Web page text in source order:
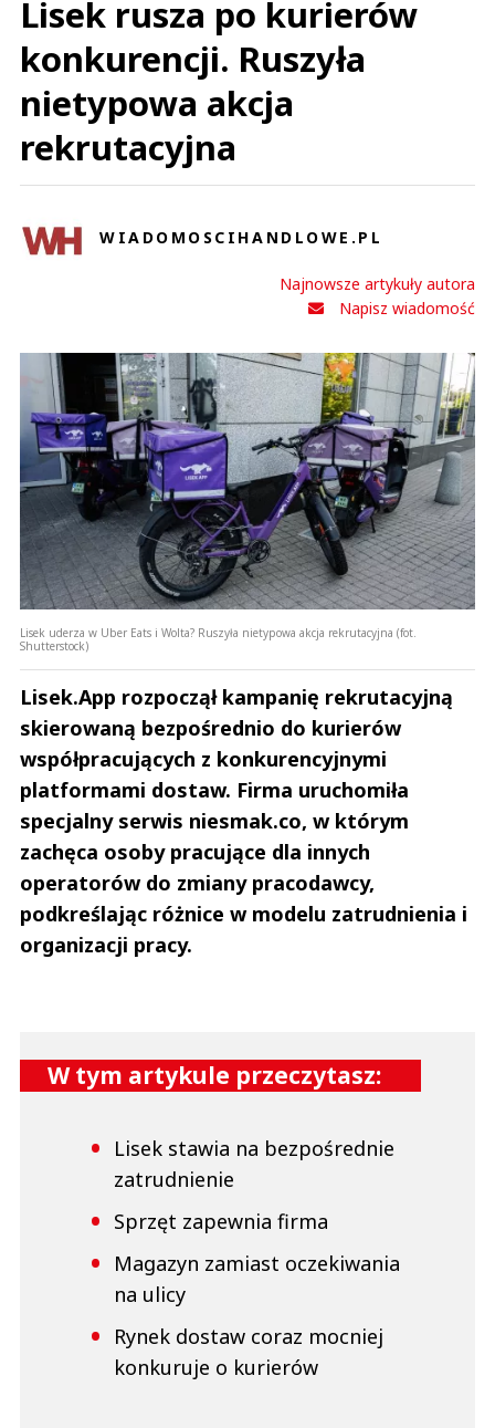
Lisek rusza po kurierów
konkurencji. Ruszyła
nietypowa akcja
rekrutacyjna
WIADOMOSCIHANDLOWE.PL
Najnowsze artykuły autora
Napisz wiadomość
Lisek uderza w Uber Eats i Wolta? Ruszyła nietypowa akcja rekrutacyjna (fot.
Shutterstock)
Lisek.App rozpoczął kampanię rekrutacyjną
skierowaną bezpośrednio do kurierów
współpracujących z konkurencyjnymi
platformami dostaw. Firma uruchomiła
specjalny serwis niesmak.co, w którym
zachęca osoby pracujące dla innych
operatorów do zmiany pracodawcy,
podkreślając różnice w modelu zatrudnienia i
organizacji pracy.
W tym artykule przeczytasz:
Lisek stawia na bezpośrednie
zatrudnienie
Sprzęt zapewnia firma
Magazyn zamiast oczekiwania
na ulicy
Rynek dostaw coraz mocniej
konkuruje o kurierów